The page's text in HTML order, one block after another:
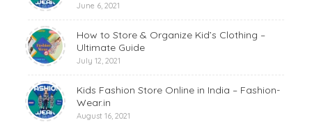
June 6, 2021
How to Store & Organize Kid’s Clothing –
Ultimate Guide
July 12, 2021
Kids Fashion Store Online in India – Fashion-
Wear.in
August 16, 2021